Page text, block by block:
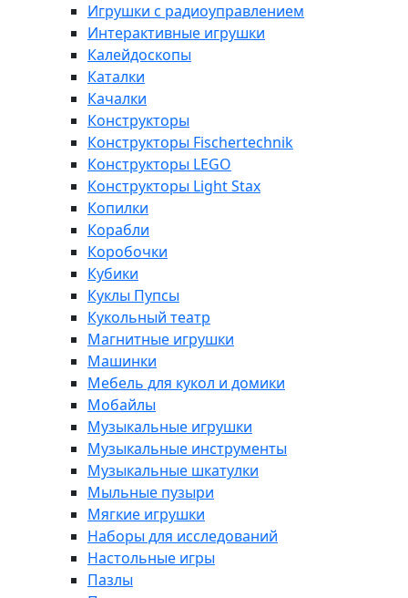
Игрушки с радиоуправлением
Интерактивные игрушки
Калейдоскопы
Каталки
Качалки
Конструкторы
Конструкторы Fisсhertechnik
Конструкторы LEGO
Конструкторы Light Stax
Копилки
Корабли
Коробочки
Кубики
Куклы Пупсы
Кукольный театр
Магнитные игрушки
Машинки
Мебель для кукол и домики
Мобайлы
Музыкальные игрушки
Музыкальные инструменты
Музыкальные шкатулки
Мыльные пузыри
Мягкие игрушки
Наборы для исследований
Настольные игры
Пазлы